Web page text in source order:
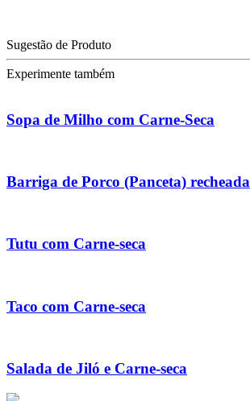
Sugestão de Produto
Experimente também
Sopa de Milho com Carne-Seca
Barriga de Porco (Panceta) recheada
Tutu com Carne-seca
Taco com Carne-seca
Salada de Jiló e Carne-seca